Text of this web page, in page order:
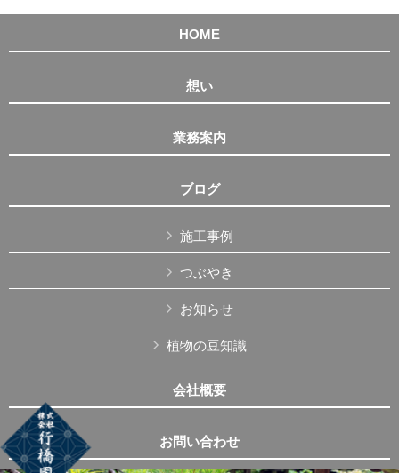
HOME
想い
業務案内
ブログ
施工事例
つぶやき
お知らせ
植物の豆知識
会社概要
お問い合わせ